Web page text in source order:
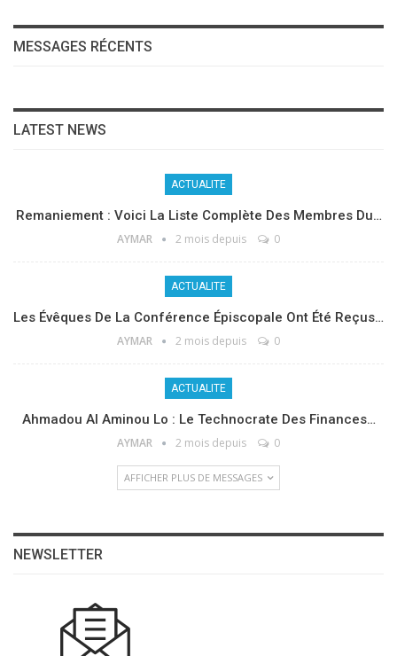
MESSAGES RÉCENTS
LATEST NEWS
ACTUALITE
Remaniement : Voici La Liste Complète Des Membres Du…
AYMAR 2 mois depuis 0
ACTUALITE
Les Évêques De La Conférence Épiscopale Ont Été Reçus…
AYMAR 2 mois depuis 0
ACTUALITE
Ahmadou Al Aminou Lo : Le Technocrate Des Finances…
AYMAR 2 mois depuis 0
AFFICHER PLUS DE MESSAGES
NEWSLETTER